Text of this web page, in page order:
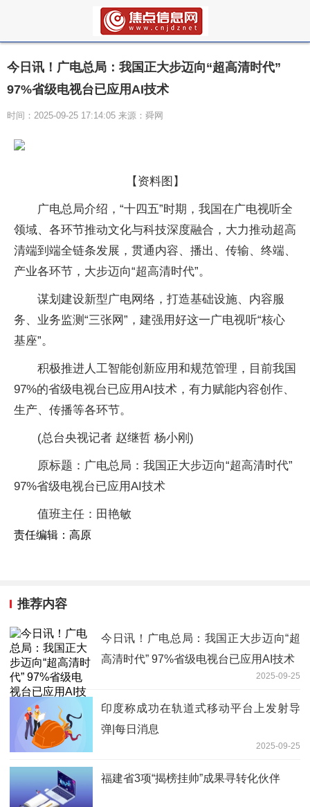
今日讯！广电总局：我国正大步迈向“超高清时代”
97%省级电视台已应用AI技术
时间：2025-09-25 17:14:05 来源：舜网
【资料图】
广电总局介绍，“十四五”时期，我国在广电视听全
领域、各环节推动文化与科技深度融合，大力推动超高
清端到端全链条发展，贯通内容、播出、传输、终端、
产业各环节，大步迈向“超高清时代”。
谋划建设新型广电网络，打造基础设施、内容服
务、业务监测“三张网”，建强用好这一广电视听“核心
基座”。
积极推进人工智能创新应用和规范管理，目前我国
97%的省级电视台已应用AI技术，有力赋能内容创作、
生产、传播等各环节。
(总台央视记者 赵继哲 杨小刚)
原标题：广电总局：我国正大步迈向“超高清时代”
97%省级电视台已应用AI技术
值班主任：田艳敏
责任编辑：高原
推荐内容
今日讯！广电总局：我国正大步迈向“超
高清时代” 97%省级电视台已应用AI技术
2025-09-25
印度称成功在轨道式移动平台上发射导
弹|每日消息
2025-09-25
福建省3项“揭榜挂帅”成果寻转化伙伴